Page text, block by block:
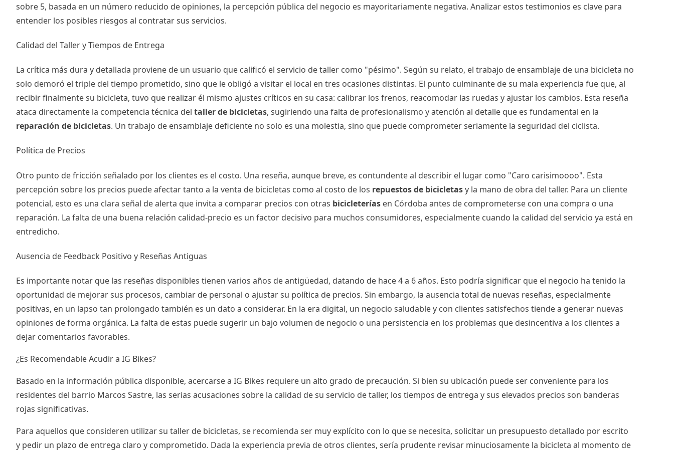
sobre 5, basada en un número reducido de opiniones, la percepción pública del negocio es mayoritariamente negativa. Analizar estos testimonios es clave para
entender los posibles riesgos al contratar sus servicios.
Calidad del Taller y Tiempos de Entrega
La crítica más dura y detallada proviene de un usuario que calificó el servicio de taller como "pésimo". Según su relato, el trabajo de ensamblaje de una bicicleta no
solo demoró el triple del tiempo prometido, sino que le obligó a visitar el local en tres ocasiones distintas. El punto culminante de su mala experiencia fue que, al
recibir finalmente su bicicleta, tuvo que realizar él mismo ajustes críticos en su casa: calibrar los frenos, reacomodar las ruedas y ajustar los cambios. Esta reseña
ataca directamente la competencia técnica del taller de bicicletas, sugiriendo una falta de profesionalismo y atención al detalle que es fundamental en la
reparación de bicicletas. Un trabajo de ensamblaje deficiente no solo es una molestia, sino que puede comprometer seriamente la seguridad del ciclista.
Política de Precios
Otro punto de fricción señalado por los clientes es el costo. Una reseña, aunque breve, es contundente al describir el lugar como "Caro carisimoooo". Esta
percepción sobre los precios puede afectar tanto a la venta de bicicletas como al costo de los repuestos de bicicletasy la mano de obra del taller. Para un cliente
potencial, esto es una clara señal de alerta que invita a comparar precios con otras bicicleterías en Córdoba antes de comprometerse con una compra o una
reparación. La falta de una buena relación calidad-precio es un factor decisivo para muchos consumidores, especialmente cuando la calidad del servicio ya está en
entredicho.
Ausencia de Feedback Positivo y Reseñas Antiguas
Es importante notar que las reseñas disponibles tienen varios años de antigüedad, datando de hace 4 a 6 años. Esto podría significar que el negocio ha tenido la
oportunidad de mejorar sus procesos, cambiar de personal o ajustar su política de precios. Sin embargo, la ausencia total de nuevas reseñas, especialmente
positivas, en un lapso tan prolongado también es un dato a considerar. En la era digital, un negocio saludable y con clientes satisfechos tiende a generar nuevas
opiniones de forma orgánica. La falta de estas puede sugerir un bajo volumen de negocio o una persistencia en los problemas que desincentiva a los clientes a
dejar comentarios favorables.
¿Es Recomendable Acudir a IG Bikes?
Basado en la información pública disponible, acercarse a IG Bikes requiere un alto grado de precaución. Si bien su ubicación puede ser conveniente para los
residentes del barrio Marcos Sastre, las serias acusaciones sobre la calidad de su servicio de taller, los tiempos de entrega y sus elevados precios son banderas
rojas significativas.
Para aquellos que consideren utilizar su taller de bicicletas, se recomienda ser muy explícito con lo que se necesita, solicitar un presupuesto detallado por escrito
y pedir un plazo de entrega claro y comprometido. Dada la experiencia previa de otros clientes, sería prudente revisar minuciosamente la bicicleta al momento de